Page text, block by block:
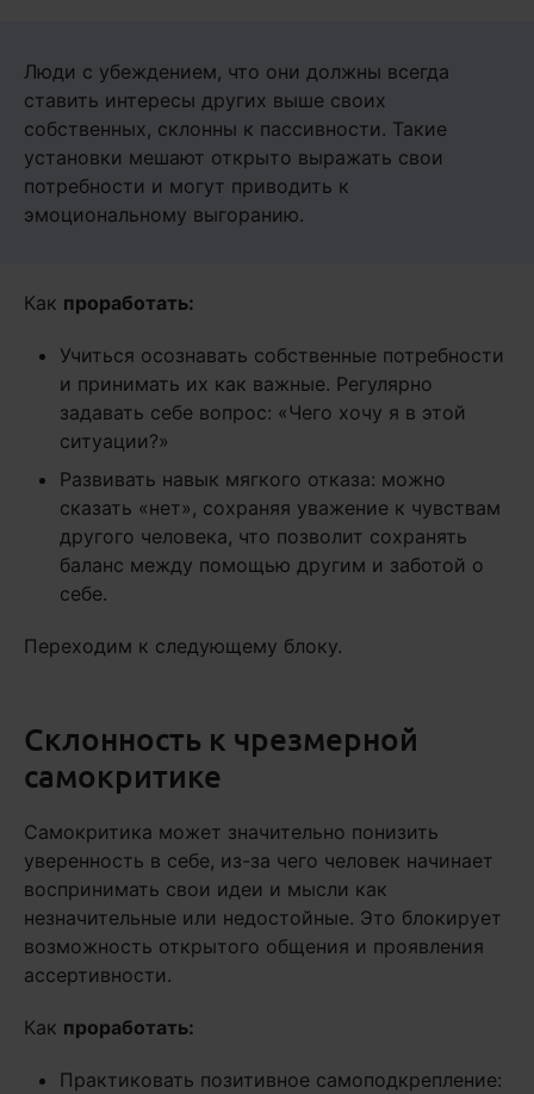
Люди с убеждением, что они должны всегда
ставить интересы других выше своих
собственных, склонны к пассивности. Такие
установки мешают открыто выражать свои
потребности и могут приводить к
эмоциональному выгоранию.
Как проработать:
Учиться осознавать собственные потребности
и принимать их как важные. Регулярно
задавать себе вопрос: «Чего хочу я в этой
ситуации?»
Развивать навык мягкого отказа: можно
сказать «нет», сохраняя уважение к чувствам
другого человека, что позволит сохранять
баланс между помощью другим и заботой о
себе.
Переходим к следующему блоку.
Склонность к чрезмерной
самокритике
Самокритика может значительно понизить
уверенность в себе, из-за чего человек начинает
воспринимать свои идеи и мысли как
незначительные или недостойные. Это блокирует
возможность открытого общения и проявления
ассертивности.
Как проработать:
Практиковать позитивное самоподкрепление: